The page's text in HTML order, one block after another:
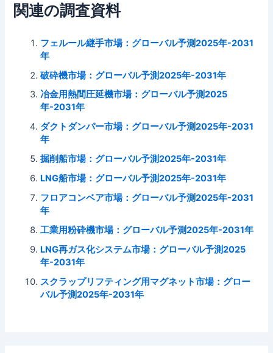
関連の調査資料
フェルール継手市場：グローバル予測2025年-2031
年
破砕機市場：グローバル予測2025年-2031年
冶金用熱間圧延機市場：グローバル予測2025
年-2031年
ダクトダンパー市場：グローバル予測2025年-2031
年
掘削船市場：グローバル予測2025年-2031年
LNG船市場：グローバル予測2025年-2031年
フロアコンベア市場：グローバル予測2025年-2031
年
工業用粉砕機市場：グローバル予測2025年-2031年
LNG再ガス化システム市場：グローバル予測2025
年-2031年
スクラップリフティング用マグネット市場：グロー
バル予測2025年-2031年